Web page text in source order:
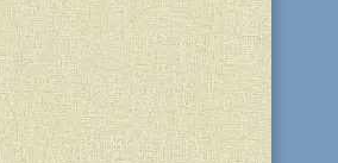
члена громади та
синагоги Тови Рут
— з її обранцем Матітьягу
Участь у церемонії
рабин...